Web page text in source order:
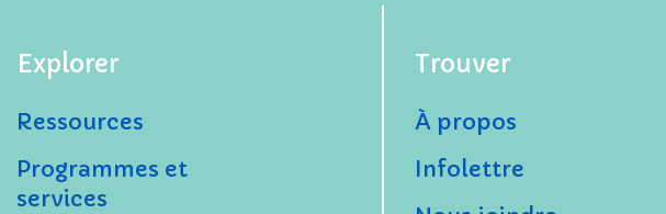
Explorer
Ressources
Programmes et
services
Trouver
À propos
Infolettre